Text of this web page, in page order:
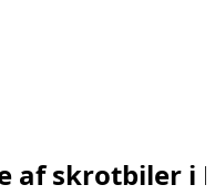
af skrotbiler i